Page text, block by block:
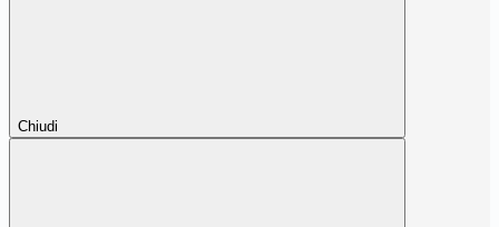
Chiudi